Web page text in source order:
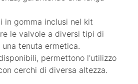
in gomma inclusi nel kit
le valvole a diversi tipi di
tenuta ermetica.
permettono l'utilizzo
cerchi di diversa altezza.